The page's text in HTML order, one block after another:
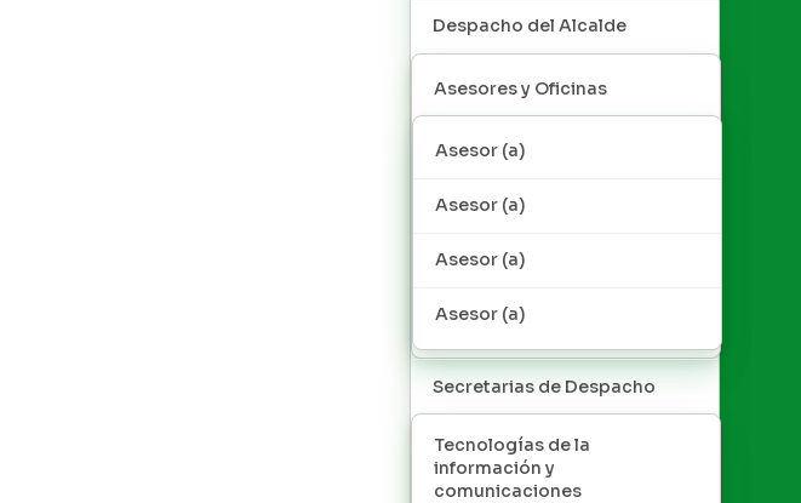
Despacho del Alcalde
Asesores y Oficinas
Asesor (a)
Asesor (a)
Asesor (a)
Asesor (a)
Secretarias de Despacho
Tecnologías de la
información y
comunicaciones